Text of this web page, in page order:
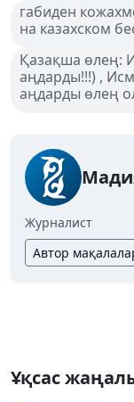
габиден
на казахском
Қазақша өлең:
аңдарды!!!) ,
аңдарды өлең
Журналист
Автор
Ұқсас